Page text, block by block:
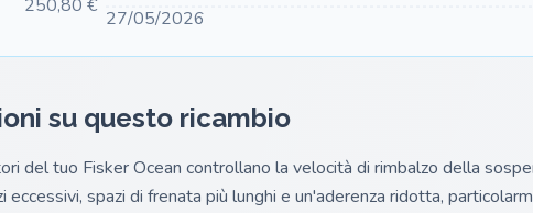
27/05/2026
su questo ricambio
del tuo Fisker Ocean controllano la velocità di rimbalzo della
eccessivi, spazi di frenata più lunghi e un'aderenza ridotta,